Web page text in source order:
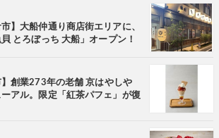
市】大船仲通り商店街エリアに、
とろぼっち 大船」オープン！
】創業273年の老舗 京はやしや
アル。限定「紅茶パフェ」が復